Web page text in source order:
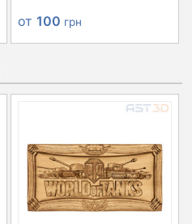
от 100 грн